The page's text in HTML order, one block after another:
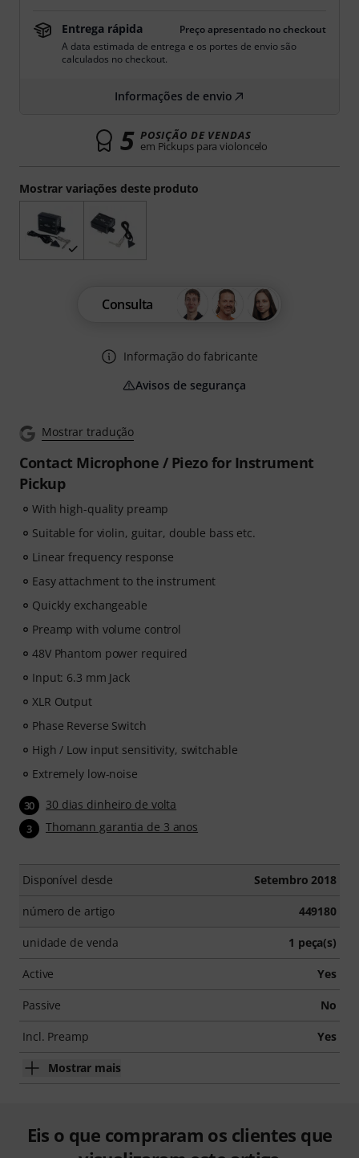
Mostrar tradução
Contact Microphone / Piezo for Instrument
Pickup
With high-quality preamp
Suitable for violin, guitar, double bass etc.
Linear frequency response
Easy attachment to the instrument
Quickly exchangeable
Preamp with volume control
48V Phantom power required
Input: 6.3 mm Jack
XLR Output
Phase Reverse Switch
High / Low input sensitivity, switchable
Extremely low-noise
30 30 dias dinheiro de volta
3 Thomann garantia de 3 anos
Disponível desde Setembro 2018
número de artigo 449180
unidade de venda 1 peça(s)
Active Yes
Passive No
Incl. Preamp Yes
Mostrar mais
Mostrar variações deste produto
Entrega rápida
Preço apresentado no checkout
A data estimada de entrega e os portes de envio são
calculados no checkout.
Informações de envio
5 POSIÇÃO DE VENDAS
em Pickups para violoncelo
Consulta
Informação do fabricante
Avisos de segurança
Eis o que compraram os clientes que